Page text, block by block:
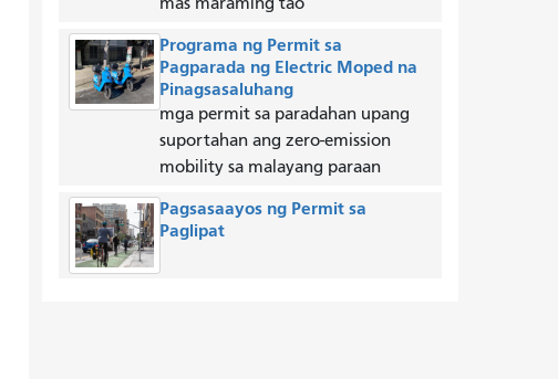
Programa ng Permit sa
Pagparada ng Electric Moped na
Pinagsasaluhang
mga permit sa paradahan upang
suportahan ang zero-emission
mobility sa malayang paraan
Pagsasaayos ng Permit sa
Paglipat